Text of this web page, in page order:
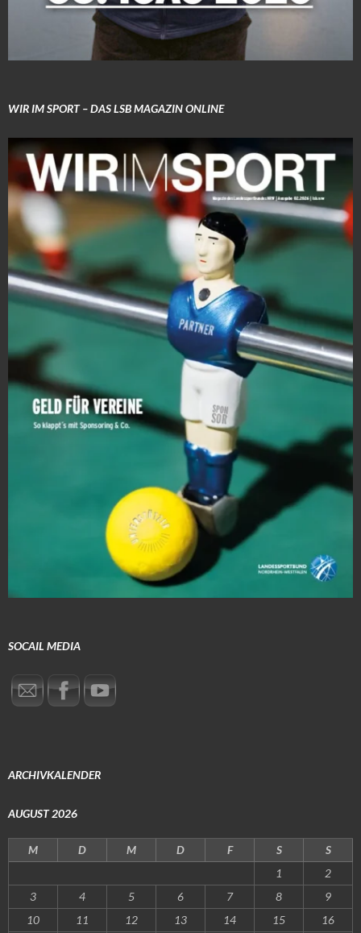
WIR IM SPORT – DAS LSB MAGAZIN ONLINE
SOCAIL MEDIA
ARCHIVKALENDER
AUGUST 2026
M D M D F S
S
1
2
3
4 5 6 7 8
9
10
11 12 13 14 15 16